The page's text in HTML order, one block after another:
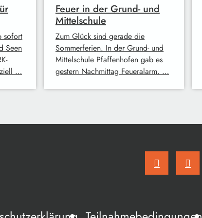
sofort
Seen
…
Feuer in der Grund- und
Mittelschule
Zum Glück sind gerade die
Sommerferien. In der Grund- und
Mittelschule Pfaffenhofen gab es
gestern Nachmittag Feueralarm. …